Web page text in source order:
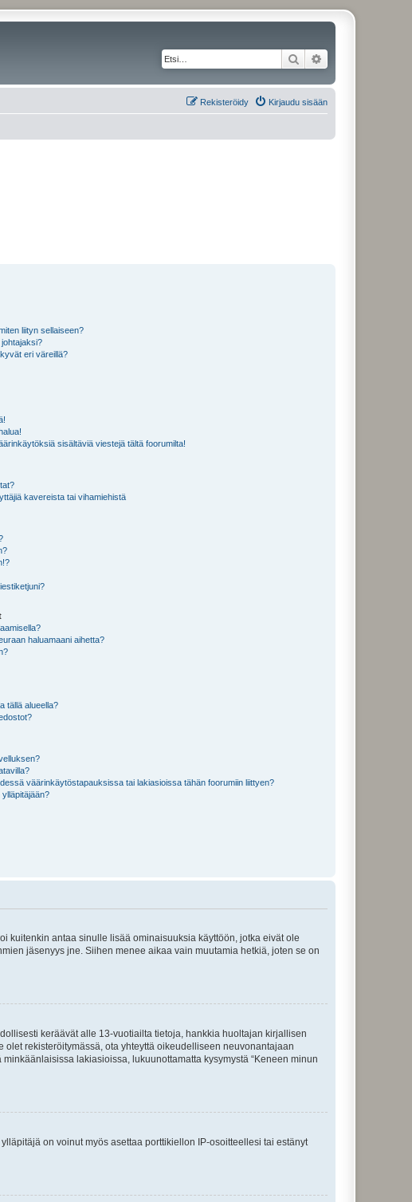
Etsi
Kirjaudu sisään
Rekisteröidy
liityn sellaiseen?
eri väreillä?
sisältäviä viestejä tältä foorumilta!
kavereista tai vihamiehistä
haluamaani aihetta?
tällä alueella?
väärinkäytöstapauksissa tai lakiasioissa tähän foorumiin liittyen?
kuitenkin antaa sinulle lisää ominaisuuksia käyttöön, jotka eivät ole
jäsenyys jne. Siihen menee aikaa vain muutamia hetkiä, joten se on
keräävät alle 13-vuotiailta tietoja, hankkia huoltajan kirjallisen
rekisteröitymässä, ota yhteyttä oikeudelliseen neuvonantajaan
lakiasioissa, lukuunottamatta kysymystä “Keneen minun
on voinut myös asettaa porttikiellon IP-osoitteellesi tai estänyt